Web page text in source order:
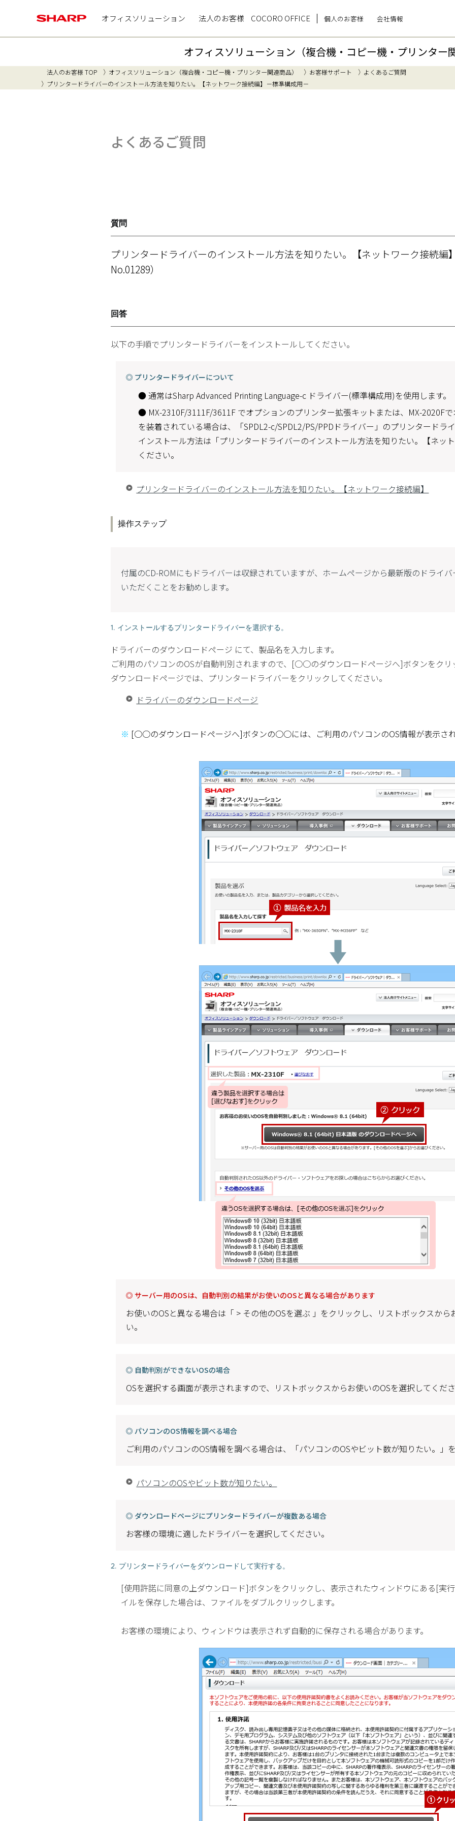
オフィスソリューション 法人のお客様 COCORO OFFICE 個人のお客様 会社情報
オフィスソリューション（複合機・コピー機・プリンター
法人のお客様 TOP オフィスソリューション（複合機・コピー機・プリンター関連商品） お客様サポート
よくあるご質問
プリンタードライバーのインストール方法を知りたい。【ネットワーク接続編】－標準構成用－
よくあるご質問
質問
プリンタードライバーのインストール方法を知りたい。【ネットワーク接続編
No.01289）
回答
以下の手順でプリンタードライバーをインストールしてください。
◎ プリンタードライバーについて
● 通常はSharp Advanced Printing Language-c ドライバー(標準構成用)を使用します。
● MX-2310F/3111F/3611F でオプションのプリンター拡張キットまたは、MX-2020F
を装着されている場合は、「SPDL2-c/SPDL2/PS/PPDドライバー」のプリンタードラ
インストール方法は「プリンタードライバーのインストール方法を知りたい。【ネッ
ください。
プリンタードライバーのインストール方法を知りたい。【ネットワーク接続編】
操作ステップ
付属のCD-ROMにもドライバーは収録されていますが、ホームページから最新版のドライ
いただくことをお勧めします。
1. インストールするプリンタードライバーを選択する。
ドライバーのダウンロードページ にて、製品名を入力します。
ご利用のパソコンのOSが自動判別されますので、[○○のダウンロードページへ]ボタンをクリ
ダウンロードページでは、プリンタードライバーをクリックしてください。
ドライバーのダウンロードページ
※ [○○のダウンロードページへ]ボタンの○○には、ご利用のパソコンのOS情報が表示さ
◎ サーバー用のOSは、自動判別の結果がお使いのOSと異なる場合があります
お使いのOSと異なる場合は「 > その他のOSを選ぶ 」をクリックし、リストボックスか
い。
◎ 自動判別ができないOSの場合
OSを選択する画面が表示されますので、リストボックスからお使いのOSを選択してくだ
◎ パソコンのOS情報を調べる場合
ご利用のパソコンのOS情報を調べる場合は、「パソコンのOSやビット数が知りたい。」
パソコンのOSやビット数が知りたい。
◎ ダウンロードページにプリンタードライバーが複数ある場合
お客様の環境に適したドライバーを選択してください。
2. プリンタードライバーをダウンロードして実行する。
[使用許諾に同意の上ダウンロード]ボタンをクリックし、表示されたウィンドウにある[実
イルを保存した場合は、ファイルをダブルクリックします。
お客様の環境により、ウィンドウは表示されず自動的に保存される場合があります。